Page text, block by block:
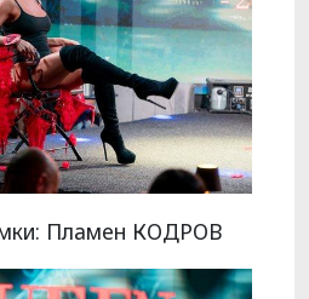
Пламен КОДРОВ